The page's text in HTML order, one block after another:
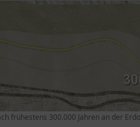
frühestens 300.000 Jahren an der